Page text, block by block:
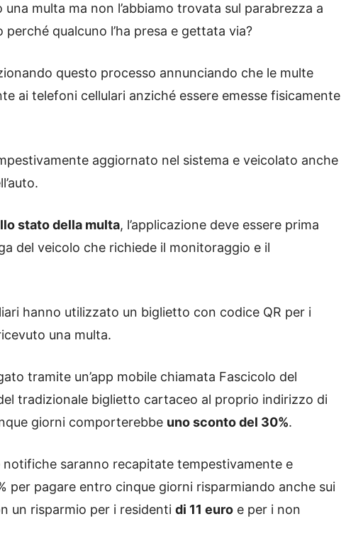
multa ma non l’abbiamo trovata sul parabrezza a
qualcuno l’ha presa e gettata via?
questo processo annunciando che le multe
ai telefoni cellulari anziché essere emesse fisicamente
aggiornato nel sistema e veicolato anche
stato della multa, l’applicazione deve essere prima
del veicolo che richiede il monitoraggio e il
hanno utilizzato un biglietto con codice QR per i
una multa.
tramite un’app mobile chiamata Fascicolo del
tradizionale biglietto cartaceo al proprio indirizzo di
giorni comporterebbe uno sconto del 30%.
notifiche saranno recapitate tempestivamente e
per pagare entro cinque giorni risparmiando anche sui
un risparmio per i residenti di 11 euro e per i non